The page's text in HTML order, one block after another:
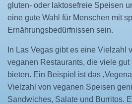
gluten- oder laktosefreie Speisen
eine gute Wahl für Menschen mit
Ernährungsbedürfnissen sein.
In Las Vegas gibt es eine Vielzahl
veganen Restaurants, die viele gut
bieten. Ein Beispiel ist das
Vielzahl von veganen Speisen
Sandwiches, Salate und Burritos.